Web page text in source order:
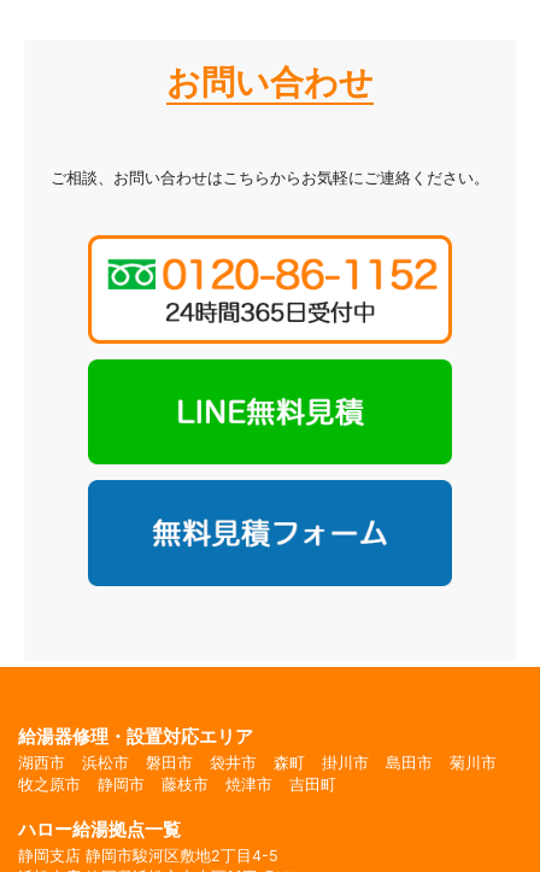
お問い合わせ
ご相談、お問い合わせはこちらからお気軽にご連絡ください。
給湯器修理・設置対応エリア
湖西市 浜松市 磐田市 袋井市 森町 掛川市 島田市
菊川市
牧之原市
静岡市 藤枝市 焼津市 吉田町
ハロー給湯拠点一覧
静岡支店 静岡市駿河区敷地2丁目4-5